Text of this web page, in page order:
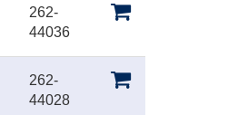
262-
44036
262-
44028